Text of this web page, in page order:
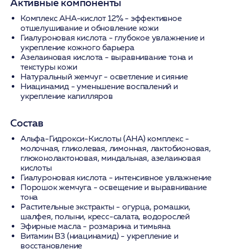
Активные компоненты
Комплекс AHA-кислот 12%- эффективное
отшелушивание и обновление кожи
Гиалуроновая кислота - глубокое увлажнение и
укрепление кожного барьера
Азелаиновая кислота - выравнивание тона и
текстуры кожи
Натуральный жемчуг- осветление и сияние
Ниацинамид - уменьшение воспалений и
укрепление капилляров
Состав
Альфа-Гидрокси-Кислоты (AHA) комплекс-
молочная, гликолевая, лимонная, лактобионовая,
глюконолактоновая, миндальная, азелаиновая
кислоты
Гиалуроновая кислота - интенсивное увлажнение
Порошок жемчуга - освещение и выравнивание
тона
Растительные экстракты - огурца, ромашки,
шалфея, полыни, кресс-салата, водорослей
Эфирные масла- розмарина и тимьяна
Витамин B3 (ниацинамид) - укрепление и
восстановление